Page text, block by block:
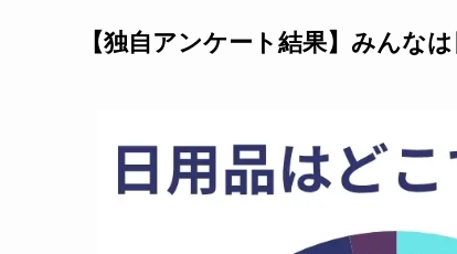
【独自アンケート結果】みんな